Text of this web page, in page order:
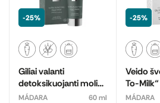
-25%
Giliai valanti
detoksikuojanti molio
veido kaukė
MÁDARA
60 ml
-25%
Veido
To-Milk“
MÁDARA